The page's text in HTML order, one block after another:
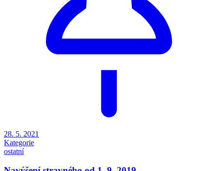
28. 5. 2021
Kategorie
ostatní